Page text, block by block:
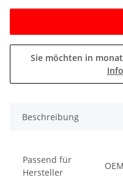
Sie möchten in
Beschreibung
Passend für
Hersteller
OEM